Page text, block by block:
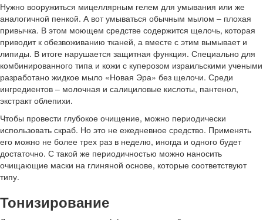
Нужно вооружиться мицеллярным гелем для умывания или же
аналогичной пенкой. А вот умываться обычным мылом – плохая
привычка. В этом моющем средстве содержится щелочь, которая
приводит к обезвоживанию тканей, а вместе с этим вымывает и
липиды. В итоге нарушается защитная функция. Специально для
комбинированного типа и кожи с куперозом израильскими учеными
разработано жидкое мыло «Новая Эра» без щелочи. Среди
ингредиентов – молочная и салициловые кислоты, пантенол,
экстракт облепихи.
Чтобы провести глубокое очищение, можно периодически
использовать скраб. Но это не ежедневное средство. Применять
его можно не более трех раз в неделю, иногда и одного будет
достаточно. С такой же периодичностью можно наносить
очищающие маски на глиняной основе, которые соответствуют
типу.
Тонизирование